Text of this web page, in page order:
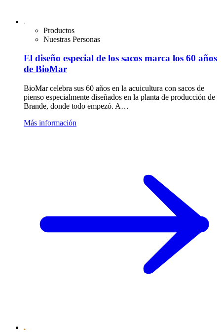
Productos
Nuestras Personas
El diseño especial de los sacos marca los 60 años
de BioMar
BioMar celebra sus 60 años en la acuicultura con sacos de
pienso especialmente diseñados en la planta de producción de
Brande, donde todo empezó. A…
Más información